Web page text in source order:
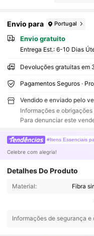
Envio para Portugal
Envio gratuito
Entrega Est.: 6-10 Dias
Devoluções gratuitas em
Pagamentos Seguros ·
Vendido e enviado pelo
Informações e
Para denunciar este
#Itens Essenciais
Celebre com alegria!
Detalhes Do Produto
Material: Fibra
Informações de segurança